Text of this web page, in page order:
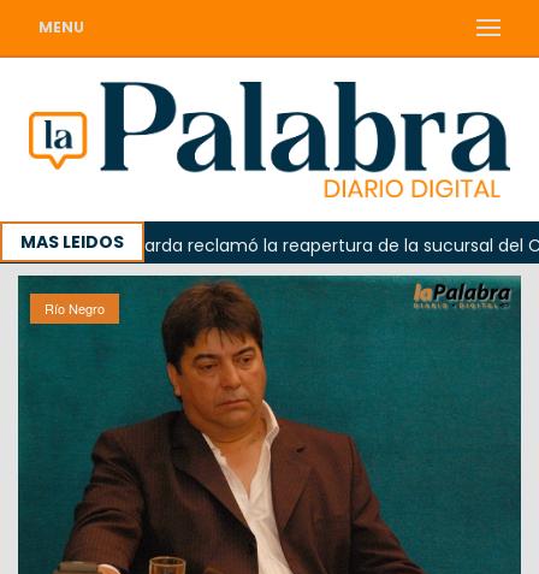
MENU
MAS LEIDOS
Odarda reclamó la reapertura de la sucursal del
Río Negro